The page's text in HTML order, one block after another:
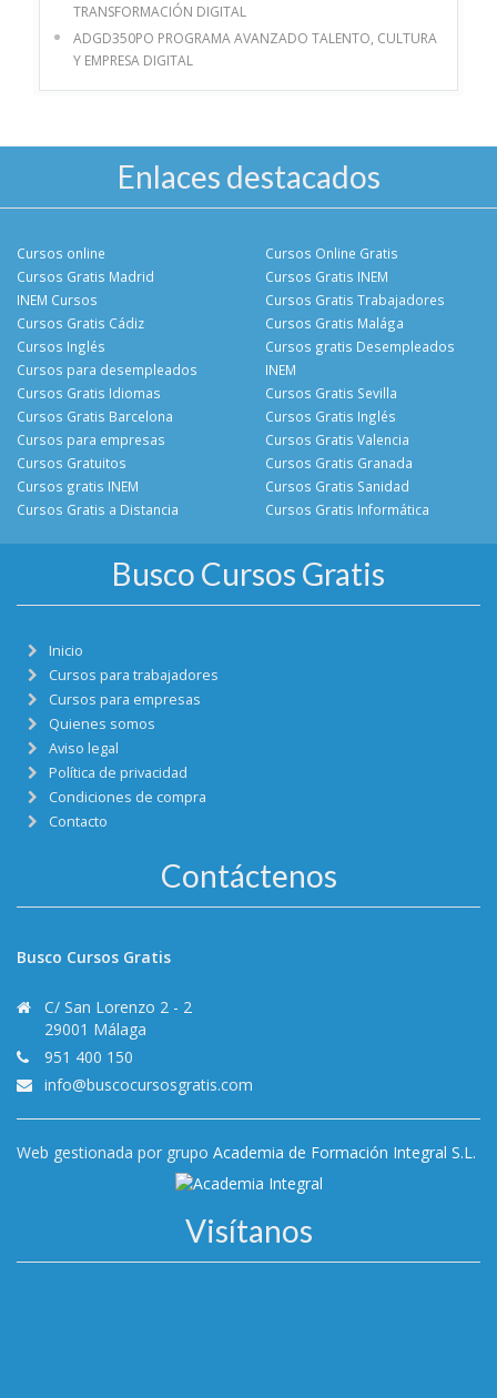
TRANSFORMACIÓN DIGITAL
ADGD350PO PROGRAMA AVANZADO TALENTO, CULTURA
Y EMPRESA DIGITAL
Enlaces destacados
Cursos online
Cursos Gratis Madrid
INEM Cursos
Cursos Gratis Cádiz
Cursos Online Gratis
Cursos Gratis INEM
Cursos Gratis Trabajadores
Cursos Gratis Malága
Cursos Inglés
Cursos para desempleados
Cursos Gratis Idiomas
Cursos Gratis Barcelona
Cursos gratis Desempleados
INEM
Cursos Gratis Sevilla
Cursos Gratis Inglés
Cursos para empresas
Cursos Gratuitos
Cursos gratis INEM
Cursos Gratis a Distancia
Cursos Gratis Valencia
Cursos Gratis Granada
Cursos Gratis Sanidad
Cursos Gratis Informática
Busco Cursos Gratis
Inicio
Cursos para trabajadores
Cursos para empresas
Quienes somos
Aviso legal
Política de privacidad
Condiciones de compra
Contacto
Contáctenos
Busco Cursos Gratis
C/ San Lorenzo 2 - 2
29001 Málaga
951 400 150
info@buscocursosgratis.com
Web gestionada por grupo Academia de Formación Integral S.L.
Visítanos